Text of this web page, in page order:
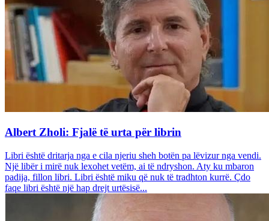
Albert Zholi: Fjalë të urta për librin
Libri është dritarja nga e cila njeriu sheh botën pa lëvizur nga vendi.
Një libër i mirë nuk lexohet vetëm, ai të ndryshon. Aty ku mbaron
padija, fillon libri. Libri është miku që nuk të tradhton kurrë. Çdo
faqe libri është një hap drejt urtësisë...